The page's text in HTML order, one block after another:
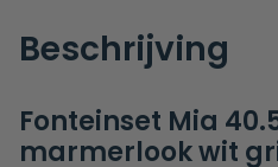
Beschrijving
Fonteinset Mia
marmerlook wit